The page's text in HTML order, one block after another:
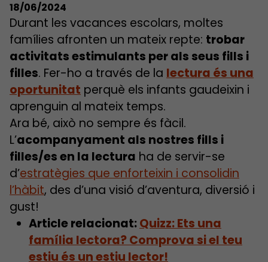
18/06/2024
Durant les vacances escolars, moltes
famílies afronten un mateix repte: trobar
activitats estimulants per als seus fills i
filles. Fer-ho a través de la lectura és una
oportunitat perquè els infants gaudeixin i
aprenguin al mateix temps.
Ara bé, això no sempre és fàcil.
L’acompanyament als nostres fills i
filles/es en la lectura ha de servir-se
d’estratègies que enforteixin i consolidin
l’hàbit, des d’una visió d’aventura, diversió i
gust!
Article relacionat:Quizz: Ets una
família lectora? Comprova si el teu
estiu és un estiu lector!